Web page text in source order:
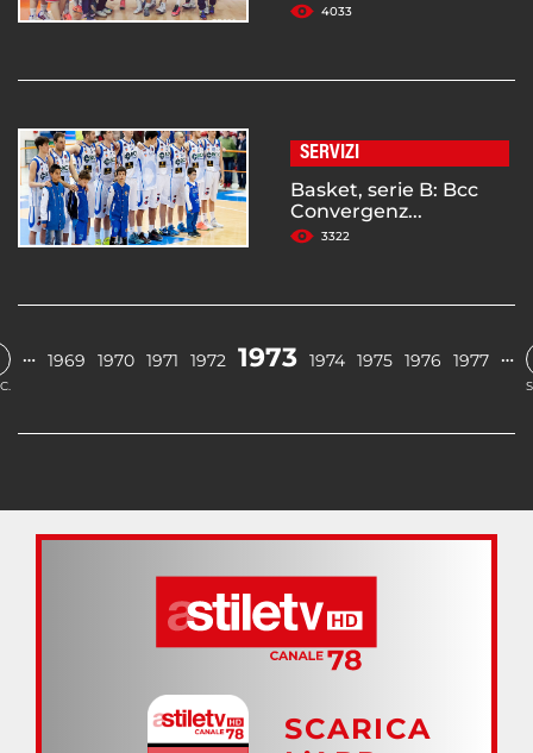
4033
SERVIZI
Basket, serie B: Bcc
Convergenz...
3322
… 1969 1970 1971 1972 1973 1974 1975 1976 1977 …
SCARICA